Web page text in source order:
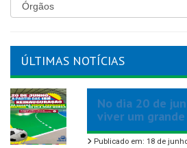
ÚLTIMAS NOTÍCIAS
No dia 20 de
viver um
Publicado em: 18 de